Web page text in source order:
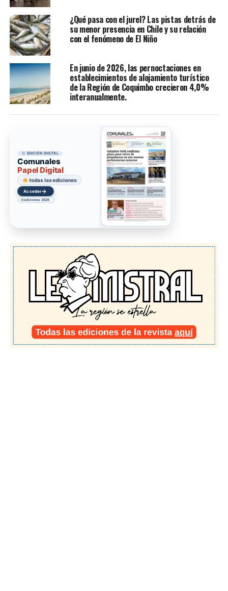
¿Qué pasa con el jurel? Las pistas detrás de
su menor presencia en Chile y su relación
con el fenómeno de El Niño
En junio de 2026, las pernoctaciones en
establecimientos de alojamiento turístico
de la Región de Coquimbo crecieron 4,0%
interanualmente.
EDICIÓN DIGITAL
Comunales
Papel Digital
todas las ediciones
Acceder→
ediciones 2026